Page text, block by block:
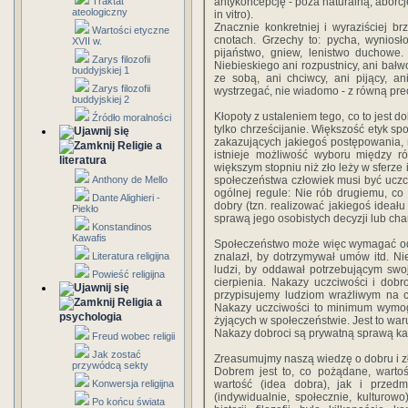
ateologiczny
Wartości etyczne
XVII w.
Zarys filozofii
buddyjskiej 1
Zarys filozofii
buddyjskiej 2
Źródło moralności
Religie a
literatura
Anthony de Mello
Dante Alighieri -
Piekło
Konstandinos
Kawafis
Literatura religijna
Powieść religijna
Religia a
psychologia
Freud wobec religii
Jak zostać
przywódcą sekty
Konwersja religijna
Po końcu świata
in vitro).
Znacznie konkretniej i wyraziściej
cnotach. Grzechy to: pycha,
pijaństwo, gniew, lenistwo
Niebieskiego ani rozpustnicy, ani
ze sobą, ani chciwcy, ani pijący,
wystrzegać, nie wiadomo - z równą
Kłopoty z ustaleniem tego, co to jest
tylko chrześcijanie. Większość etyk
zakazujących jakiegoś
istnieje możliwość wyboru między
większym stopniu niż zło leży w
społeczeństwa człowiek musi być
ogólnej regule: Nie rób drugiemu, co
dobry (tzn. realizować jakiegoś
sprawą jego osobistych decyzji lub
Społeczeństwo może więc wymagać
znalazł, by dotrzymywał umów itd.
ludzi, by oddawał potrzebującym
cierpienia. Nakazy uczciwości i
przypisujemy ludziom wrażliwym na
Nakazy uczciwości to minimum
żyjących w społeczeństwie. Jest to
Nakazy dobroci są prywatną sprawą
Zreasumujmy naszą wiedzę o dobru i
Dobrem jest to, co pożądane,
wartość (idea dobra), jak i
(indywidualnie, społecznie,